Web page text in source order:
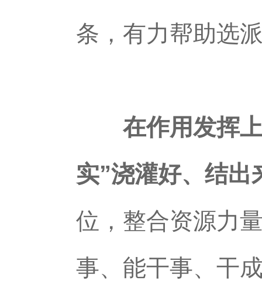
条，有力帮助选
在作用发挥
实”浇灌好、结出
位，整合资源力
事、能干事、干